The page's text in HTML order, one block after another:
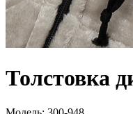
Толстовка